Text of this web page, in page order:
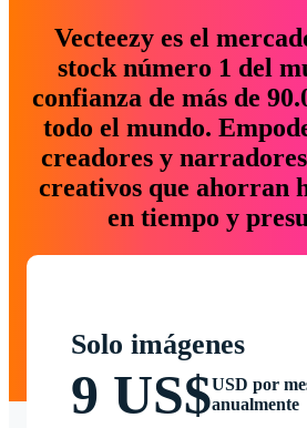
Vecteezy es el
stock número 1 del
confianza de más de
todo el mundo.
creadores y
creativos que ahorran
en tiempo y
Solo imágenes
9 US$USD por
anualmente